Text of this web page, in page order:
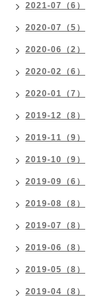
2021-07（6）
2020-07（5）
2020-06（2）
2020-02（6）
2020-01（7）
2019-12（8）
2019-11（9）
2019-10（9）
2019-09（6）
2019-08（8）
2019-07（8）
2019-06（8）
2019-05（8）
2019-04（8）